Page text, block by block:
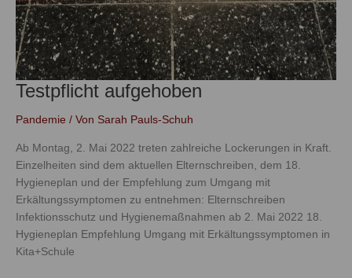
Testpflicht aufgehoben
Pandemie / Von Sarah Pauls-Schuh
Ab Montag, 2. Mai 2022 treten zahlreiche Lockerungen in Kraft.
Einzelheiten sind dem aktuellen Elternschreiben, dem 18.
Hygieneplan und der Empfehlung zum Umgang mit
Erkältungssymptomen zu entnehmen: Elternschreiben
Infektionsschutz und Hygienemaßnahmen ab 2. Mai 2022 18.
Hygieneplan Empfehlung Umgang mit Erkältungssymptomen in
Kita+Schule